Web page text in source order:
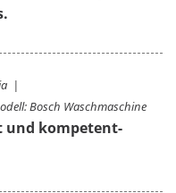
|
Bosch Waschmaschine
und kompetent-